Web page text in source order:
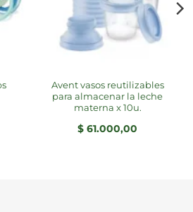
avent vasos reutilizables
para almacenar la leche
materna x 10u.
$ 61.000,00